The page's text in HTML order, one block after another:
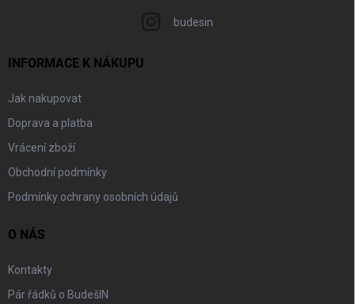
budesin
INFORMACE K NÁKUPU
Jak nakupovat
Doprava a platba
Vrácení zboží
Obchodní podmínky
Podmínky ochrany osobních údajů
O NÁS
Kontakty
Pár řádků o BudešIN